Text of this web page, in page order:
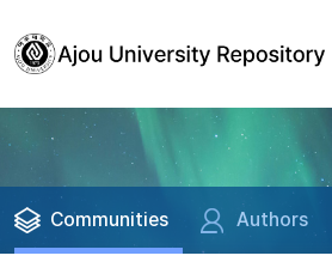
Communities Authors